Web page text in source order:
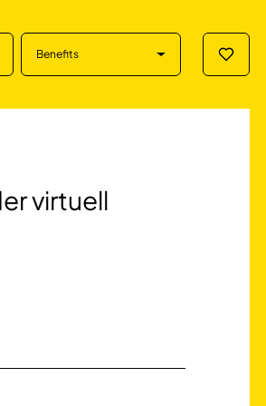
Benefits
virtuell